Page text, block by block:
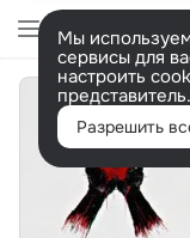
Мы
сервисы для
настроить
представитель.
Разрешить